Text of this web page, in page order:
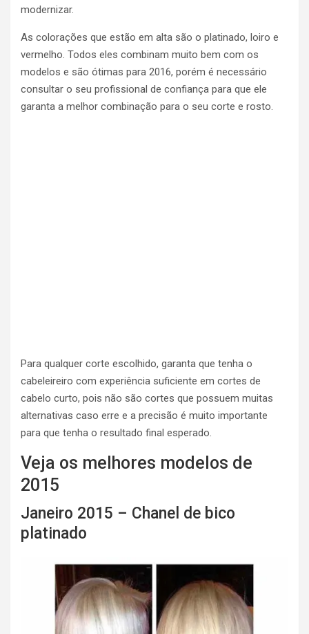
modernizar.
As colorações que estão em alta são o platinado, loiro e
vermelho. Todos eles combinam muito bem com os
modelos e são ótimas para 2016, porém é necessário
consultar o seu profissional de confiança para que ele
garanta a melhor combinação para o seu corte e rosto.
Para qualquer corte escolhido, garanta que tenha o
cabeleireiro com experiência suficiente em cortes de
cabelo curto, pois não são cortes que possuem muitas
alternativas caso erre e a precisão é muito importante
para que tenha o resultado final esperado.
Veja os melhores modelos de
2015
Janeiro 2015 – Chanel de bico
platinado